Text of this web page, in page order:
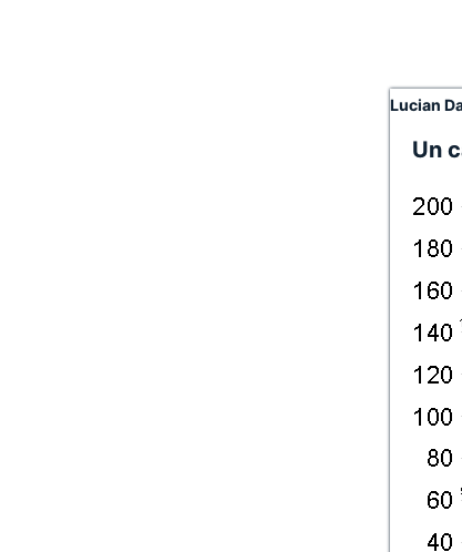
Lucian
Un